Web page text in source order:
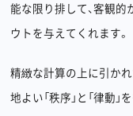
能な限り排して、客観
ウトを与えてくれます。
精緻な計算の上に引か
地よい「秩序」と「律動